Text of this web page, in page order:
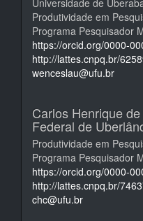
Produtividade em
Programa Pesquisador
https://orcid.org/0000-
http://lattes.cnpq.br/
wenceslau@ufu.br
Carlos Henrique
Federal de
Produtividade em
Programa Pesquisador
https://orcid.org/0000-
http://lattes.cnpq.br/
chc@ufu.br